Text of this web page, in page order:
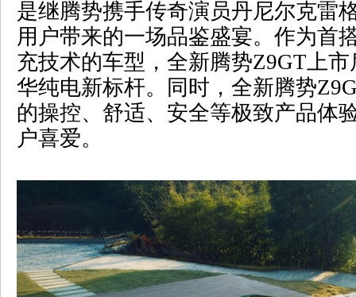
是继腾势携手传奇演员丹尼尔克雷
用户带来的一场品鉴盛宴。作为首
充技术的车型，全新腾势Z9GT上市
华纯电新标杆。同时，全新腾势
的操控、舒适、安全等极致产品体
户喜爱。